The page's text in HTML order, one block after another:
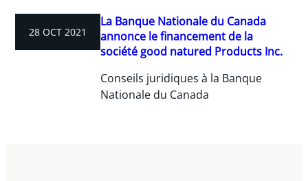
28 OCT 2021
La Banque Nationale du Canada
annonce le financement de la
société good natured Products Inc.
Conseils juridiques à la Banque
Nationale du Canada